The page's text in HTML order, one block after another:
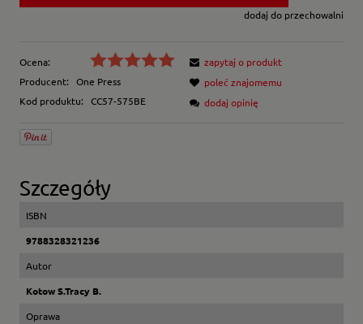
dodaj do przechowalni
Ocena:
Producent:
One Press
Kod produktu:
CC57-575BE
zapytaj o produkt
poleć znajomemu
dodaj opinię
Szczegóły
ISBN
9788328321236
Autor
Kotow S.Tracy B.
Oprawa